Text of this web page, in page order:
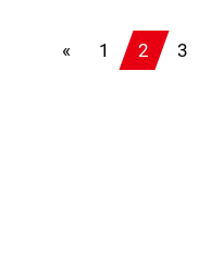
« 1 2 3